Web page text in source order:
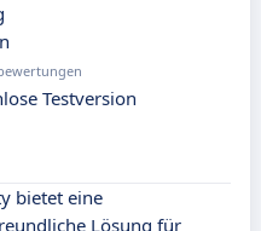
Testversion
bietet eine
Lösung für